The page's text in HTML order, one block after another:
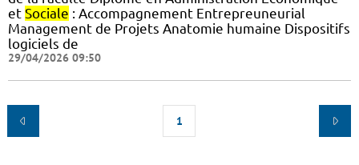
et Sociale : Accompagnement Entrepreuneurial
Management de Projets Anatomie humaine Dispositifs
logiciels de
29/04/2026 09:50
1